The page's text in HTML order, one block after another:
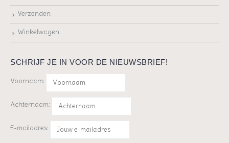
Verzenden
Winkelwagen
SCHRIJF JE IN VOOR DE NIEUWSBRIEF!
Voornaam:
Achternaam:
E-mailadres: